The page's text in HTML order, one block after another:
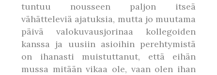
tuntuu nousseen paljon itseä
vähätteleviä ajatuksia, mutta jo muutama
päivä valokuvausjorinaa kollegoiden
kanssa ja uusiin asioihin perehtymistä
on ihanasti muistuttanut, että eihän
mussa mitään vikaa ole, vaan olen ihan